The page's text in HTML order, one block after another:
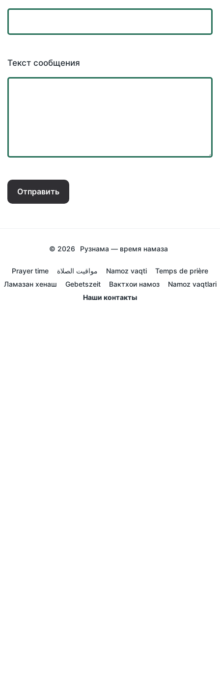
Текст сообщения
Отправить
© 2026 Рузнама — время намаза
Prayer time مواقيت الصلاة Namoz vaqti
Temps de prière
Ламазан хенаш
Gebetszeit Вактхои намоз
Namoz vaqtlari
Наши контакты